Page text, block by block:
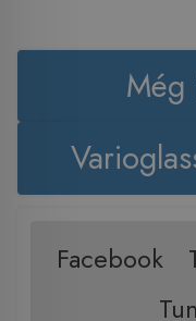
Még
Facebook